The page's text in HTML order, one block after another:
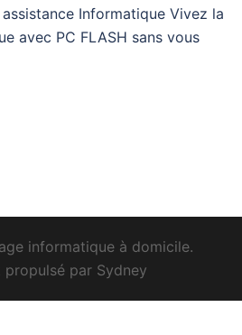
Informatique Vivez la
avec PC FLASH sans vous
informatique à domicile.
propulsé par Sydney